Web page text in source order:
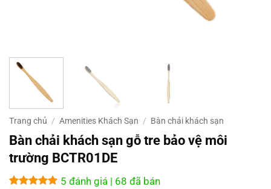
Trang chủ / Amenities Khách Sạn / Bàn chải khách sạn
Bàn chải khách sạn gỗ tre bảo vệ môi
trường BCTR01DE
5 đánh giá | 68 đã bán